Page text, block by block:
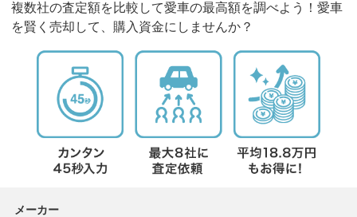
複数社の査定額を比較して愛車の最高額を調べよう！愛車
を賢く売却して、購入資金にしませんか？
メーカー